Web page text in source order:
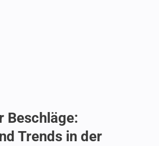
Beschläge:
Trends in der